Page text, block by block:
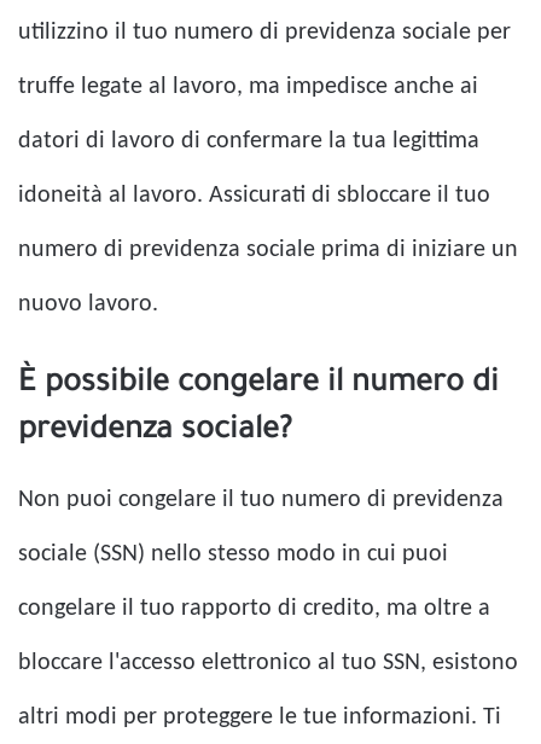
utilizzino il tuo numero di previdenza sociale per
truffe legate al lavoro, ma impedisce anche ai
datori di lavoro di confermare la tua legittima
idoneità al lavoro. Assicurati di sbloccare il tuo
numero di previdenza sociale prima di iniziare un
nuovo lavoro.
È possibile congelare il numero di
previdenza sociale?
Non puoi congelare il tuo numero di previdenza
sociale (SSN) nello stesso modo in cui puoi
congelare il tuo rapporto di credito, ma oltre a
bloccare l'accesso elettronico al tuo SSN, esistono
altri modi per proteggere le tue informazioni. Ti